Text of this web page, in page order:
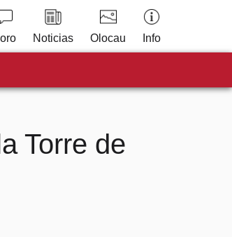
Noticias Olocau Info
Torre de